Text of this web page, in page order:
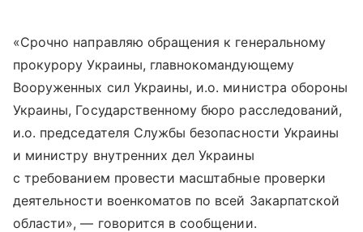
«Срочно направляю обращения к генеральному
прокурору Украины, главнокомандующему
Вооруженных сил Украины, и.о. министра обороны
Украины, Государственному бюро расследований,
и.о. председателя Службы безопасности Украины
и министру внутренних дел Украины
с требованием провести масштабные проверки
деятельности военкоматов по всей Закарпатской
области», — говорится в сообщении.